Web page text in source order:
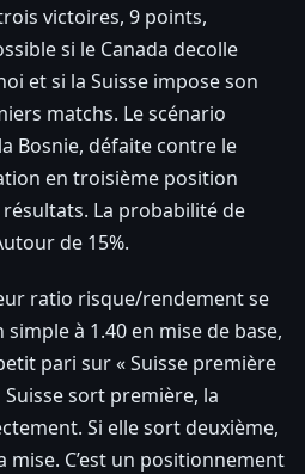
victoires, 9 points,
si le Canada decolle
et si la Suisse impose son
matchs. Le scénario
Bosnie, défaite contre le
en troisième position
La probabilité de
de 15%.
ratio risque/rendement se
à 1.40 en mise de base,
pari sur « Suisse première
Suisse sort première, la
Si elle sort deuxième,
mise. C’est un positionnement